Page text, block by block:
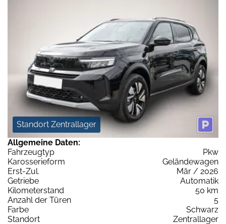
Standort Zentrallager
Allgemeine Daten:
Fahrzeugtyp
Pkw
Karosserieform
Geländewagen
Erst-Zul.
Mär / 2026
Getriebe
Automatik
Kilometerstand
50 km
Anzahl der Türen
5
Farbe
Schwarz
Standort
Zentrallager